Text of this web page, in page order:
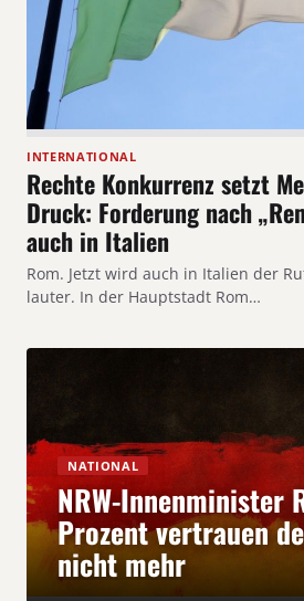
INTERNATIONAL
Rechte Konkurrenz setzt
Druck: Forderung nach
auch in Italien
Rom. Jetzt wird auch in Italien der
lauter. In der Hauptstadt Rom…
NATIONAL
NRW-Innenminister
Prozent vertrauen
nicht mehr